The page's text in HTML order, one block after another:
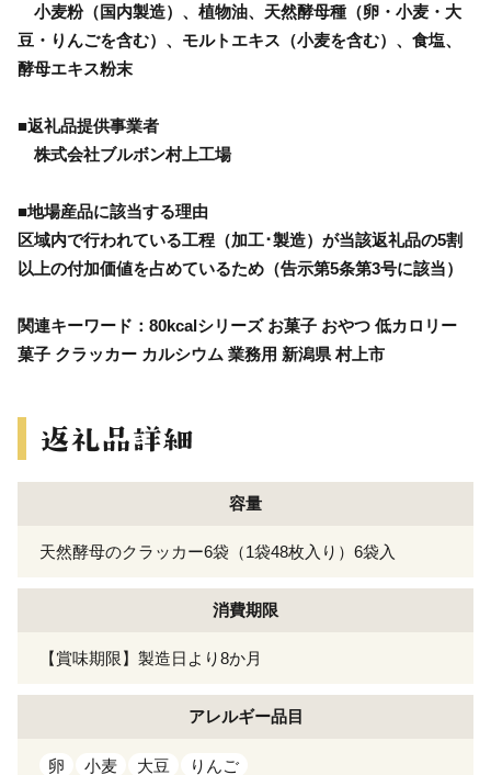
小麦粉（国内製造）、植物油、天然酵母種（卵・小麦・大
豆・りんごを含む）、モルトエキス（小麦を含む）、食塩、
酵母エキス粉末
■返礼品提供事業者
株式会社ブルボン村上工場
■地場産品に該当する理由
区域内で行われている工程（加工･製造）が当該返礼品の5割
以上の付加価値を占めているため（告示第5条第3号に該当）
関連キーワード：80kcalシリーズ お菓子 おやつ 低カロリー
菓子 クラッカー カルシウム 業務用 新潟県 村上市
容量
天然酵母のクラッカー6袋（1袋48枚入り）6袋入
消費期限
【賞味期限】製造日より8か月
アレルギー品目
卵 小麦 大豆 りんご